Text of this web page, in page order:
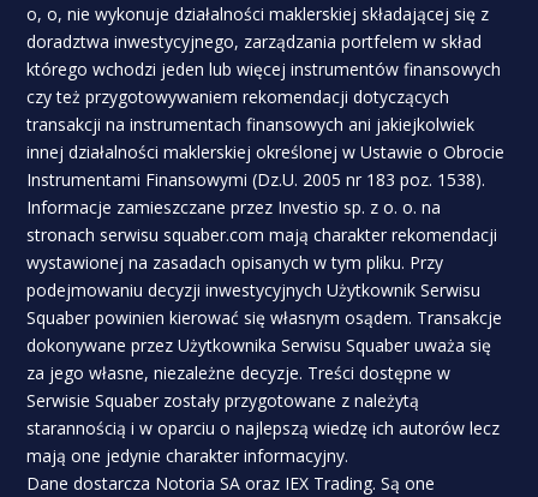
o, o, nie wykonuje działalności maklerskiej składającej się z
doradztwa inwestycyjnego, zarządzania portfelem w skład
którego wchodzi jeden lub więcej instrumentów finansowych
czy też przygotowywaniem rekomendacji dotyczących
transakcji na instrumentach finansowych ani jakiejkolwiek
innej działalności maklerskiej określonej w Ustawie o Obrocie
Instrumentami Finansowymi (Dz.U. 2005 nr 183 poz. 1538).
Informacje zamieszczane przez Investio sp. z o. o. na
stronach serwisu squaber.com mają charakter rekomendacji
wystawionej na zasadach opisanych w tym pliku. Przy
podejmowaniu decyzji inwestycyjnych Użytkownik Serwisu
Squaber powinien kierować się własnym osądem. Transakcje
dokonywane przez Użytkownika Serwisu Squaber uważa się
za jego własne, niezależne decyzje. Treści dostępne w
Serwisie Squaber zostały przygotowane z należytą
starannością i w oparciu o najlepszą wiedzę ich autorów lecz
mają one jedynie charakter informacyjny.
Dane dostarcza Notoria SA oraz IEX Trading. Są one